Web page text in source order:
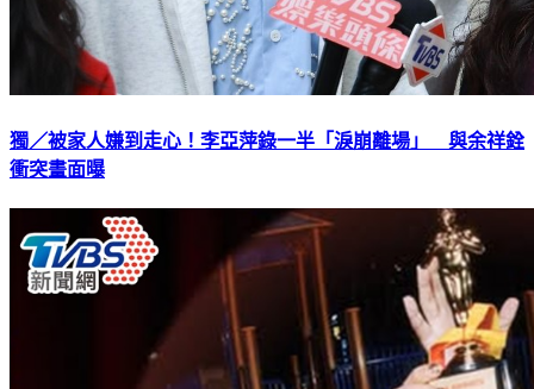
獨／被家人嫌到走心！李亞萍錄一半「淚崩離場」 與余祥銓
衝突畫面曝